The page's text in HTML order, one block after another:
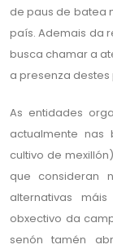
de paus de batea
país. Ademais da
busca chamar a
a presenza
As entidades
actualmente nas
cultivo de
que consideran
alternativas
obxectivo da
senón tamén